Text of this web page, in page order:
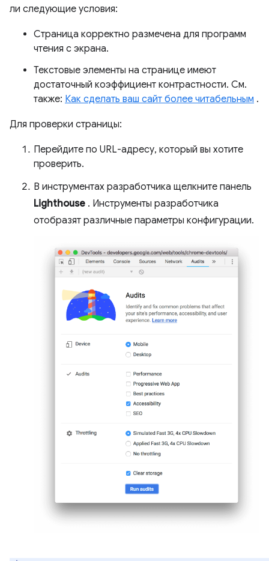
ли следующие условия:
Страница корректно размечена для программ
чтения с экрана.
Текстовые элементы на странице имеют
достаточный коэффициент контрастности. См.
также: Как сделать ваш сайт более читабельным .
Для проверки страницы:
Перейдите по URL-адресу, который вы хотите
проверить.
В инструментах разработчика щелкните панель
Lighthouse . Инструменты разработчика
отобразят различные параметры конфигурации.